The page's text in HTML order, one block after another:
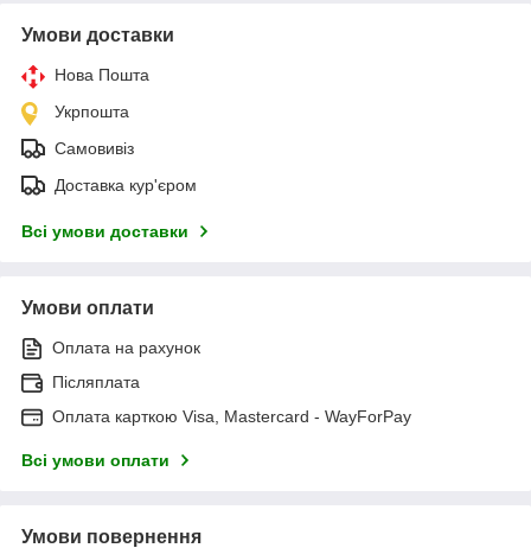
Умови доставки
Нова Пошта
Укрпошта
Самовивіз
Доставка кур'єром
Всі умови доставки
Умови оплати
Оплата на рахунок
Післяплата
Оплата карткою Visa, Mastercard - WayForPay
Всі умови оплати
Умови повернення